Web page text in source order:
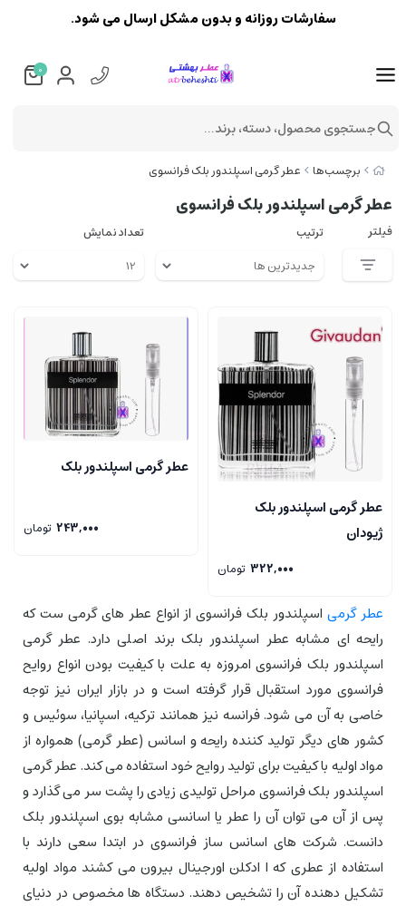
برچسب‌ها عطر گرمی اسپلندور بلک فرانسوی
عطر گرمی اسپلندور بلک فرانسوی
فیلتر ترتیب تعداد نمایش
عطر گرمی اسپلندور بلک
ژیودان
322,000 تومان
عطر گرمی اسپلندور بلک
243,000 تومان
عطر گرمیاسپلندور بلک فرانسوی از انواع عطر های گرمی ست که
رایحه ای مشابه عطر اسپلندور بلک برند اصلی دارد. عطر گرمی
اسپلندور بلک فرانسوی امروزه به علت با کیفیت بودن انواع روایح
فرانسوی مورد استقبال قرار گرفته است و در بازار ایران نیز توجه
خاصی به آن می شود. فرانسه نیز همانند ترکیه، اسپانیا، سوئیس و
کشور های دیگر تولید کننده رایحه و اسانس (عطر گرمی) همواره از
مواد اولیه با کیفیت برای تولید روایح خود استفاده می کند. عطر گرمی
اسپلندور بلک فرانسوی مراحل تولیدی زیادی را پشت سر می گذارد و
پس از آن می توان آن را عطر یا اسانسی مشابه بوی اسپلندور بلک
دانست. شرکت های اسانس ساز فرانسوی در ابتدا سعی دارند با
استفاده از عطری که ا ادکلن اورجینال بیرون می کشند مواد اولیه
تشکیل دهنده آن را تشخیص دهند. دستگاه ها مخصوص در دنیای
سفارشات روزانه و بدون مشکل ارسال می شود.
0
جستجوی محصول، دسته، برند...